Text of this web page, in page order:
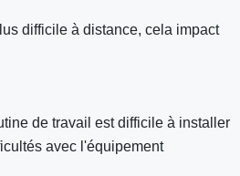
difficile à distance, cela impact
de travail est difficile à installer
avec l'équipement